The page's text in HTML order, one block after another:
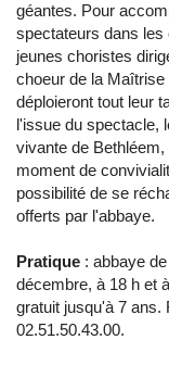
géantes. Pour
spectateurs dans les
jeunes choristes
choeur de la
déploieront tout leur
l'issue du spectacle,
vivante de
moment de
possibilité de se
offerts par l'abbaye.
Pratique : abbaye
décembre, à 18 h et
gratuit jusqu'à 7 ans.
02.51.50.43.00.